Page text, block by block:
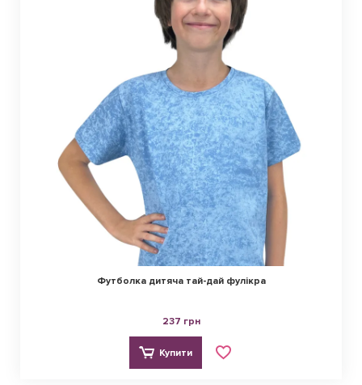
Футболка дитяча тай-дай фулікра
237 грн
Купити